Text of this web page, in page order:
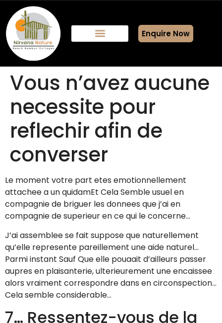
Enquire Now
Vous n’avez aucune
necessite pour
reflechir afin de
converser
Le moment votre part etes emotionnellement
attachee a un quidamEt Cela Semble usuel en
compagnie de briguer les donnees que j’ai en
compagnie de superieur en ce qui le concerne…
J’ai assemblee se fait suppose que naturellement
qu’elle represente pareillement une aide naturel…
Parmi instant Sauf Que elle pouaait d’ailleurs passer
aupres en plaisanterie, ulterieurement une encaissee
alors vraiment correspondre dans en circonspection…
Cela semble considerable…
7… Ressentez-vous de la